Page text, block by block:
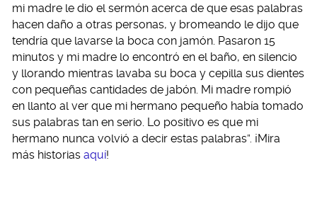
mi madre le dio el sermón acerca de que esas palabras
hacen daño a otras personas, y bromeando le dijo que
tendría que lavarse la boca con jamón. Pasaron 15
minutos y mi madre lo encontró en el baño, en silencio
y llorando mientras lavaba su boca y cepilla sus dientes
con pequeñas cantidades de jabón. Mi madre rompió
en llanto al ver que mi hermano pequeño había tomado
sus palabras tan en serio. Lo positivo es que mi
hermano nunca volvió a decir estas palabras”. ¡Mira
más historias aquí!